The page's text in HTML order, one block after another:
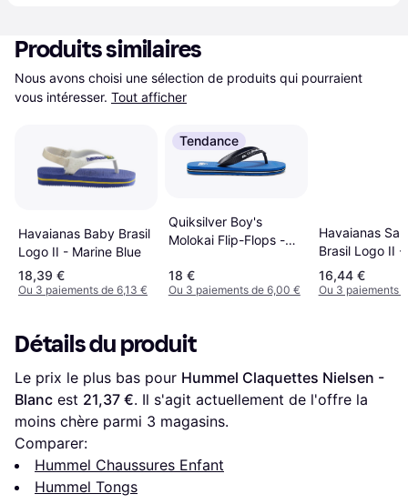
Produits similaires
Nous avons choisi une sélection de produits qui pourraient
vous intéresser. Tout afficher
Havaianas Baby Brasil
Logo II - Marine Blue
18,39 €
Ou 3 paiements de 6,13 €
Tendance
Quiksilver Boy's
Molokai Flip-Flops -
18 €
Ou 3 paiements de 6,00 €
Havaianas
Brasil Logo II -
16,44 €
Ou 3 paiements
Détails du produit
Le prix le plus bas pour Hummel Claquettes Nielsen -
Blanc est 21,37 €. Il s'agit actuellement de l'offre la
moins chère parmi 3 magasins.
Comparer:
Hummel Chaussures Enfant
Hummel Tongs